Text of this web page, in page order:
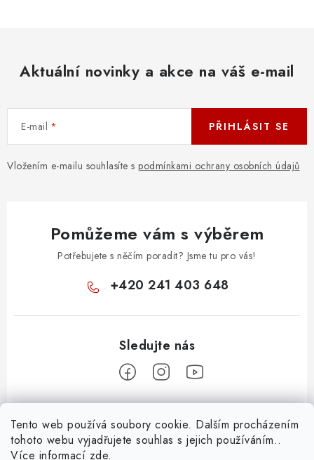
Tento web používá soubory cookie. Dalším procházením
tohoto webu vyjadřujete souhlas s jejich používáním..
Více informací zde.
Aktuální novinky a akce na váš e-mail
E-mail
Vložením e-mailu souhlasíte s podmínkami ochrany osobních údajů
PŘIHLÁSIT SE
Pomůžeme vám s výběrem
Potřebujete s něčím poradit? Jsme tu pro vás!
+420 241 403 648
Z
Informace pro vás